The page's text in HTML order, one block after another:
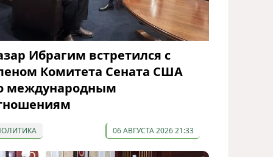
Ибрагим встретился с
Комитета Сената США
международным
06 АВГУСТА 2026 21:33